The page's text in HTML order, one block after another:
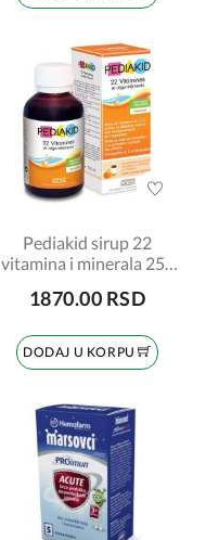
Pediakid sirup 22
vitamina i minerala 250
1870.00 RSD
DODAJ U KORPU